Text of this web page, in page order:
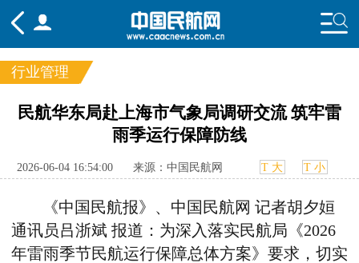
频道
要闻 国内 国际
航图 智库 专题 舆情
行业管理
民航华东局赴上海市气象局调研交流 筑牢雷
雨季运行保障防线
2026-06-04 16:54:00 来源：中国民航网 T 大 T 小
《中国民航报》、 中国民航网 记者胡夕姮
通讯员吕浙斌 报道： 为深入落实民航局《2026
年雷雨季节民航运行保障总体方案》要求，切实